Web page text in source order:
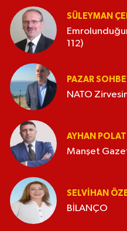
SÜLEYMAN
112)
PAZAR
NATO
AYHAN POLAT
Manşet
SELVIHAN
BİLANÇO